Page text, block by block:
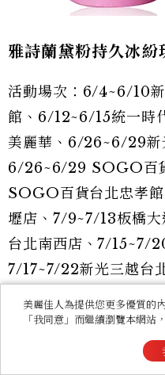
雅詩蘭黛粉持久冰
活動場次：6/4~6/10
館、6/12~6/15統一時
美麗華、6/26~6/29新
6/26~6/29 SOGO百
SOGO百貨台北忠孝
壢店、7/9~7/13板橋
台北南西店、7/15~7/
7/17~7/22新光三越台
7/24~7/27中友百貨、
店、7/25~7/28新光三
一時代百貨高雄店、8/
8/7~8/10新光三越台
美麗佳人為提供您更多優質的
「我同意」而繼續瀏覽本網站